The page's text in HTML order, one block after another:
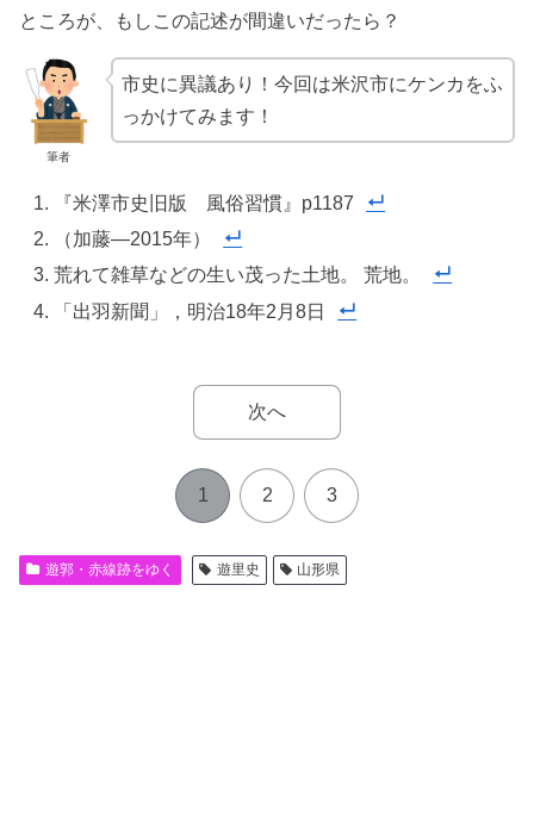
ところが、もしこの記述が間違いだったら？
筆者
市史に異議あり！今回は米沢市にケンカをふ
っかけてみます！
『米澤市史旧版 風俗習慣』p1187
（加藤―2015年）
荒れて雑草などの生い茂った土地。 荒地。
「出羽新聞」，明治18年2月8日
次へ
1 2 3
遊郭・赤線跡をゆく 遊里史 山形県